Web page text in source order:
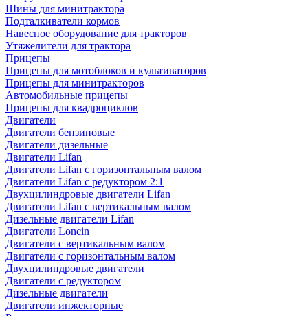
Шины для минитрактора
Подталкиватели кормов
Навесное оборудование для тракторов
Утяжелители для трактора
Прицепы
Прицепы для мотоблоков и культиваторов
Прицепы для минитракторов
Автомобильные прицепы
Прицепы для квадроциклов
Двигатели
Двигатели бензиновые
Двигатели дизельные
Двигатели Lifan
Двигатели Lifan с горизонтальным валом
Двигатели Lifan с редуктором 2:1
Двухцилиндровые двигатели Lifan
Двигатели Lifan с вертикальным валом
Дизельные двигатели Lifan
Двигатели Loncin
Двигатели с вертикальным валом
Двигатели с горизонтальным валом
Двухцилиндровые двигатели
Двигатели с редуктором
Дизельные двигатели
Двигатели инжекторные